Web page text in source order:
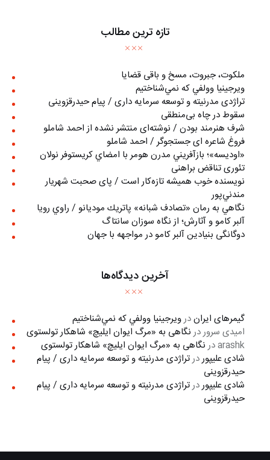
تازه ترین مطالب
ملکوت، جبروت، مسخ و باقی قضایا
ويرجينيا وولفي كه نمي‌شناختيم
تراژدی مدرنیته و توسعه سرمایه داری / پیام حیدرقزوینی
سقوط در چاه بی‌منطقی
شرف هنرمند بودن / نوشته‌ای منتشر نشده از احمد شاملو
فروغ شاعره ای جستجوگر / احمد شاملو
«اوديسه»؛ بازآفريني مدرن هومر با امضاي كريستوفر نولان
تئوری تناقض براهنی
نويسنده خوب هميشه تازه‌كار است / پای صحبت شهريار
مندني‌پور
نگاهي به رمان «تصادف شبانه» پاتريك موديانو / راوي رويا
آلبر کامو و آثارش؛ از نگاه سوزان سانتاگ
دوگانگی بنیادین آلبر کامو در مواجهه با جهان
آخرین دیدگاه‌ها
گیمرهای ایراندرويرجينيا وولفي كه نمي‌شناختيم
امیدی سروردرنگاهی به «مرگ ايوان ايليچ» شاهکار تولستوی
arashkدرنگاهی به «مرگ ايوان ايليچ» شاهکار تولستوی
شادی علیپوردرتراژدی مدرنیته و توسعه سرمایه داری / پیام
حیدرقزوینی
شادی علیپوردرتراژدی مدرنیته و توسعه سرمایه داری / پیام
حیدرقزوینی